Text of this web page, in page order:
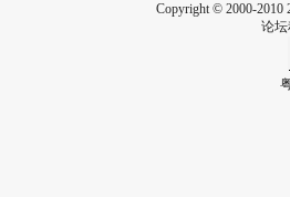
Copyright © 2000-2010
论